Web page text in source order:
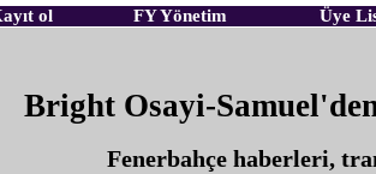
ol FY Yönetim Üye
Bright Osayi-
Fenerbahçe haberleri,